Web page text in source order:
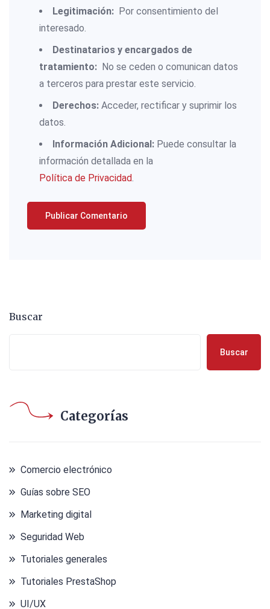
Legitimación: Por consentimiento del
interesado.
Destinatarios y encargados de
tratamiento: No se ceden o comunican datos
a terceros para prestar este servicio.
Derechos: Acceder, rectificar y suprimir los
datos.
Información Adicional: Puede consultar la
información detallada en la
Política de Privacidad.
Buscar
Buscar
Categorías
Comercio electrónico
Guías sobre SEO
Marketing digital
Seguridad Web
Tutoriales generales
Tutoriales PrestaShop
UI/UX